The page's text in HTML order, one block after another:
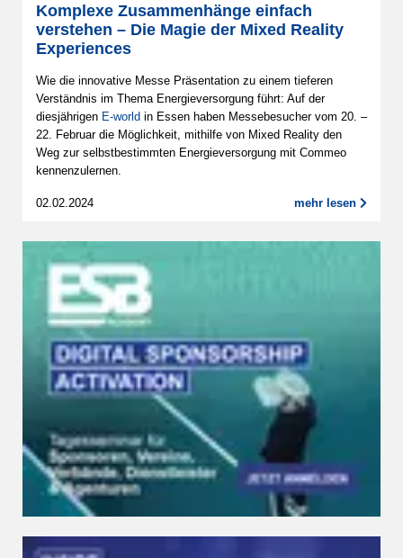
Komplexe Zusammenhänge einfach
verstehen – Die Magie der Mixed Reality
Experiences
Wie die innovative Messe Präsentation zu einem tieferen
Verständnis im Thema Energieversorgung führt: Auf der
diesjährigen E-world in Essen haben Messebesucher vom 20. –
22. Februar die Möglichkeit, mithilfe von Mixed Reality den
Weg zur selbstbestimmten Energieversorgung mit Commeo
kennenzulernen.
02.02.2024 mehr lesen